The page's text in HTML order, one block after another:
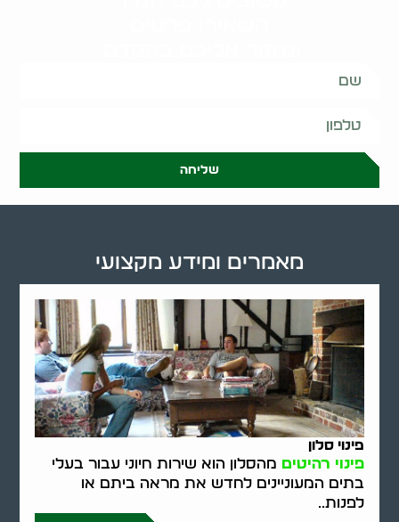
שליחה
פינוי סלון
פינוי רהיטים מהסלון הוא שירות חיוני עבור בעלי
בתים המעוניינים לחדש את מראה ביתם או
לפנות..
מאמרים ומידע מקצועי